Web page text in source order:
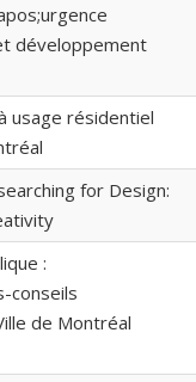
développement
usage résidentiel
for Design:
:
conseils
de Montréal